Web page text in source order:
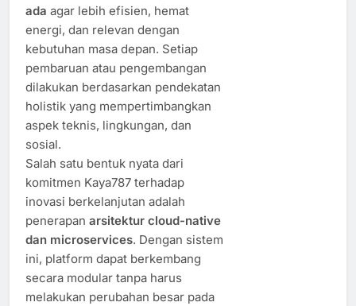
ada agar lebih efisien, hemat
energi, dan relevan dengan
kebutuhan masa depan. Setiap
pembaruan atau pengembangan
dilakukan berdasarkan pendekatan
holistik yang mempertimbangkan
aspek teknis, lingkungan, dan
sosial.
Salah satu bentuk nyata dari
komitmen Kaya787 terhadap
inovasi berkelanjutan adalah
penerapan arsitektur cloud-native
dan microservices. Dengan sistem
ini, platform dapat berkembang
secara modular tanpa harus
melakukan perubahan besar pada